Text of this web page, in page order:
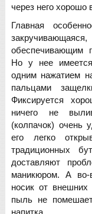
через него хорошо
Главная
обеспечивающим
Но у нее имеется
одним нажатием
пальцами
Фиксируется
ничего не
(колпачок) очень
его легко
традиционных
доставляют
маникюром. А во-
носик от внешних
пыль не
напитка.